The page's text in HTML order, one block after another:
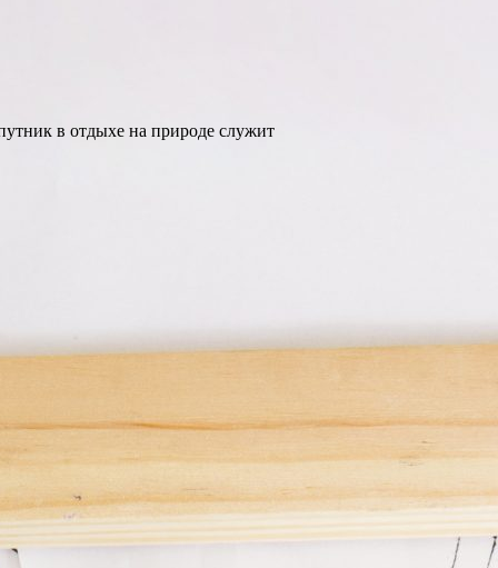
в отдыхе на природе служит